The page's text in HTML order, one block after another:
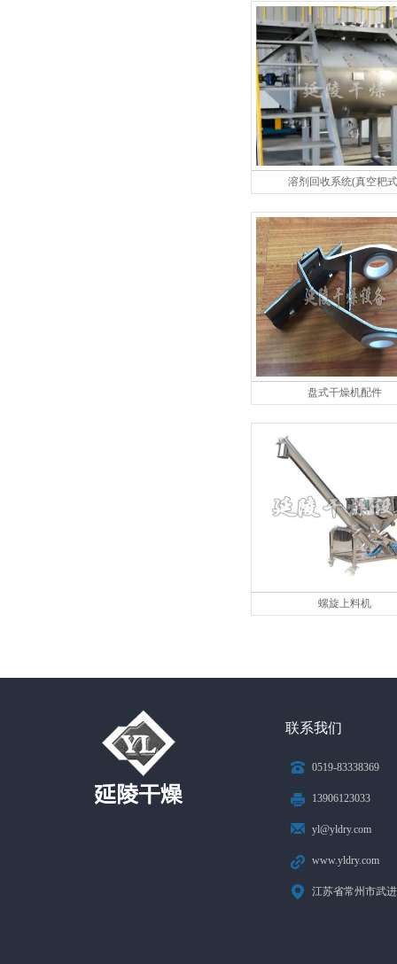
溶剂回收系统(真空耙
盘式干燥机配件
螺旋上料机
联系我们
0519-83338369
13906123033
yl@yldry.com
www.yldry.com
江苏省常州市武